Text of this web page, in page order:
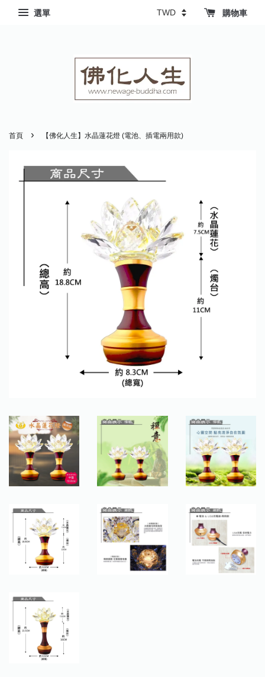
選單 購物車
首頁 › 【佛化人生】水晶蓮花燈 (電池、插電兩用款)